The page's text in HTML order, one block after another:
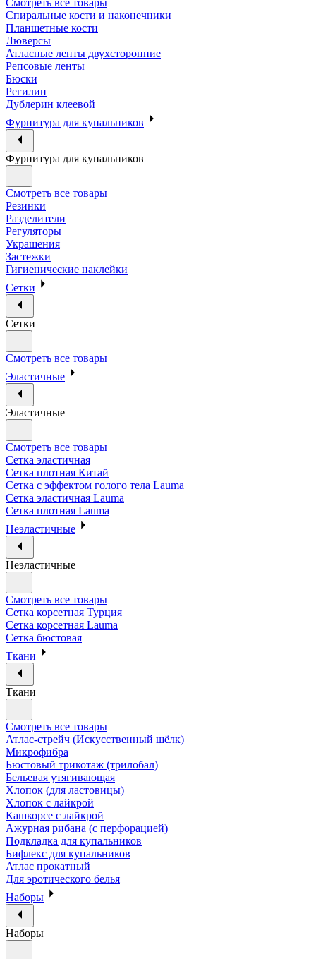
Спиральные кости и наконечники
Планшетные кости
Люверсы
Атласные ленты двухсторонние
Репсовые ленты
Бюски
Регилин
Дублерин клеевой
Фурнитура для купальников
Фурнитура для купальников
Смотреть все товары
Резинки
Разделители
Регуляторы
Украшения
Застежки
Гигиенические наклейки
Сетки
Сетки
Смотреть все товары
Эластичные
Эластичные
Смотреть все товары
Сетка эластичная
Сетка плотная Китай
Сетка с эффектом голого тела Lauma
Сетка эластичная Lauma
Сетка плотная Lauma
Неэластичные
Неэластичные
Смотреть все товары
Сетка корсетная Турция
Сетка корсетная Lauma
Сетка бюстовая
Ткани
Ткани
Смотреть все товары
Атлас-стрейч (Искусственный шёлк)
Микрофибра
Бюстовый трикотаж (трилобал)
Бельевая утягивающая
Хлопок (для ластовицы)
Хлопок с лайкрой
Кашкорсе с лайкрой
Ажурная рибана (с перфорацией)
Подкладка для купальников
Бифлекс для купальников
Атлас прокатный
Для эротического белья
Наборы
Наборы